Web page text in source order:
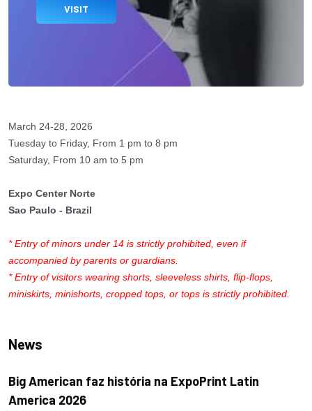
VISIT
March 24-28, 2026
Tuesday to Friday, From 1 pm to 8 pm
Saturday, From 10 am to 5 pm
Expo Center Norte
Sao Paulo - Brazil
* Entry of minors under 14 is strictly prohibited, even if
accompanied by parents or guardians.
* Entry of visitors wearing shorts, sleeveless shirts, flip-flops,
miniskirts, minishorts, cropped tops, or tops is strictly prohibited.
News
Big American faz história na ExpoPrint Latin
America 2026